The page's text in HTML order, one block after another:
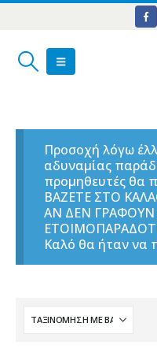
Προσοχή λόγω
αδυναμίας
προμηθευτές θα
ΒΑΖΕΤΕ ΣΤΟ
ΑΝ ΔΕΝ ΓΡΑΦΟΥΝ
Καλό θα ήταν να